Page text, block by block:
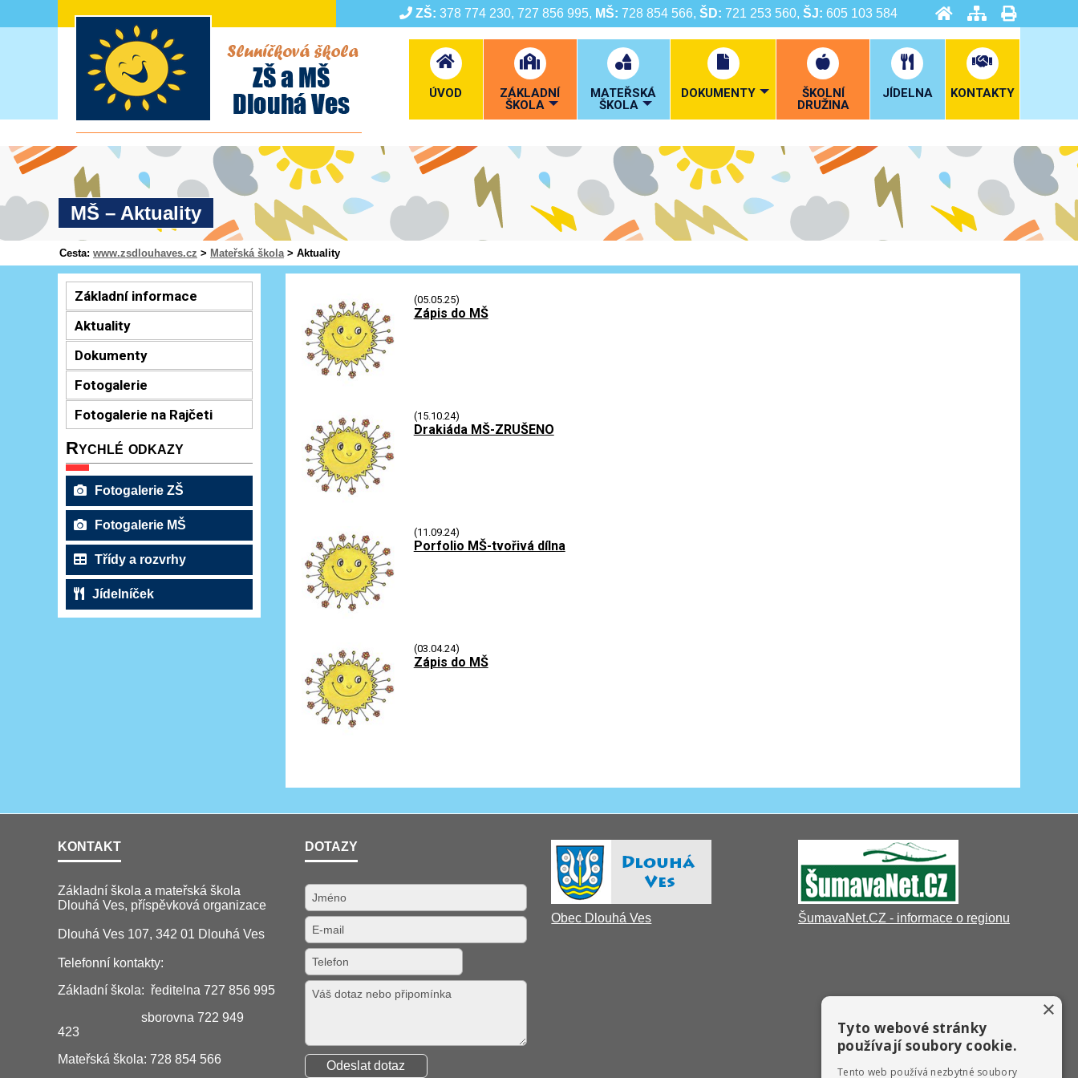
ZŠ: 378 774 230, 727 856 995, MŠ: 728 854 566, ŠD: 721 253 560, ŠJ: 605 103 584
ÚVOD
ZÁKLADNÍ
ŠKOLA
MATEŘSKÁ
ŠKOLA
DOKUMENTY
ŠKOLNÍ
DRUŽINA
JÍDELNA KONTAKTY
MŠ – Aktuality
Cesta: www.zsdlouhaves.cz > Mateřská škola> Aktuality
Základní informace
Aktuality
Dokumenty
Fotogalerie
Fotogalerie na Rajčeti
Rychlé odkazy
Fotogalerie ZŠ
Fotogalerie MŠ
Třídy a rozvrhy
Jídelníček
(05.05.25)
Zápis do MŠ
(15.10.24)
Drakiáda MŠ-ZRUŠENO
(11.09.24)
Porfolio MŠ-tvořivá dílna
(03.04.24)
Zápis do MŠ
KONTAKT
Základní škola a mateřská škola
Dlouhá Ves, příspěvková organizace
Dlouhá Ves 107, 342 01 Dlouhá Ves
Telefonní kontakty:
Základní škola: ředitelna 727 856 995
sborovna 722 949
423
Mateřská škola: 728 854 566
DOTAZY
Obec Dlouhá Ves ŠumavaNet.CZ - informace o regionu
×
Tyto webové stránky
používají soubory cookie.
Tento web používá nezbytné soubory